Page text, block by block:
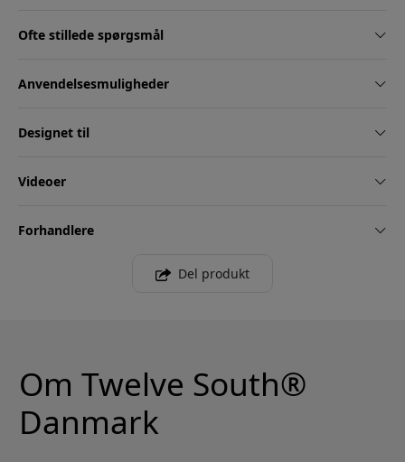
Ofte stillede spørgsmål
Anvendelsesmuligheder
Designet til
Videoer
Forhandlere
Del produkt
Om Twelve South®
Danmark